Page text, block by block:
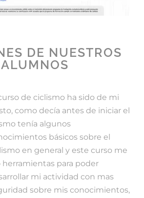
DE NUESTROS
ALUMNOS
de ciclismo ha sido de mi
como decía antes de iniciar el
tenía algunos
básicos sobre el
en general y este curso me
para poder
mi actividad con mas
sobre mis conocimientos,